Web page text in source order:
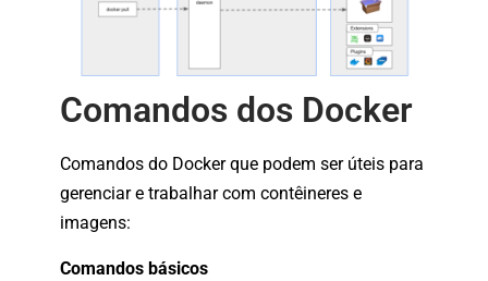
Comandos dos Docker
Comandos do Docker que podem ser úteis para
gerenciar e trabalhar com contêineres e
imagens:
Comandos básicos